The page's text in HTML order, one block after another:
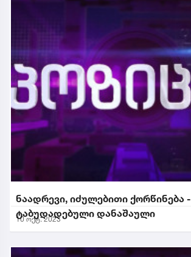
ნაადრევი, იძულებითი ქორწინება -
ტაბუდადებული დანაშაული
10 ოქტ. 2023